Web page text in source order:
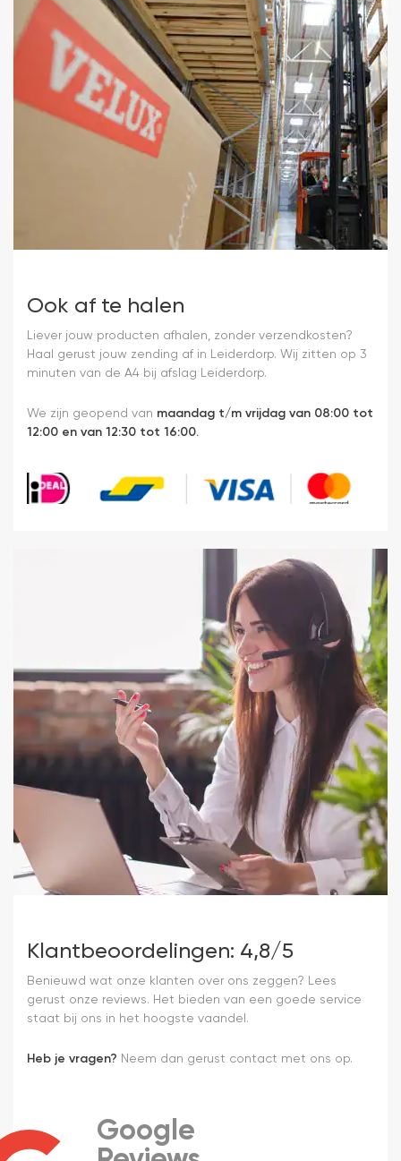
Ook af te halen
Liever jouw producten afhalen, zonder verzendkosten?
Haal gerust jouw zending af in Leiderdorp. Wij zitten op 3
minuten van de A4 bij afslag Leiderdorp.
We zijn geopend van maandag t/m vrijdag van 08:00 tot
12:00 en van 12:30 tot 16:00.
Klantbeoordelingen: 4,8/5
Benieuwd wat onze klanten over ons zeggen? Lees
gerust onze reviews. Het bieden van een goede service
staat bij ons in het hoogste vaandel.
Heb je vragen? Neem dan gerust contact met ons op.
Google